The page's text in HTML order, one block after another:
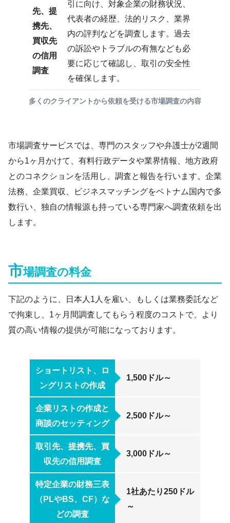
先、提
携先、
買収先
の信用
調査
引に向け、対象企業の財務状況、
代表者の経歴、法的リスク、業界
内の評判などを調査します。過去
の訴訟やトラブルの有無なども必
要に応じて確認し、取引の安全性
を確保します。
多くのクライアントから依頼を受ける市場調査の内容
市場調査サービスでは、専門のスタッフや弁護士が2週間
から1ヶ月かけて、有料行政データや業界情報、地方政府
とのコネクションを活用し、調査と報告を行います。企業
法務、企業買収、ビジネスマッチングをベトナム国内で多
数行い、独自の情報源も持っている専門家へ調査依頼を出
します。
市場調査の料金
下記のように、日本人1人を雇い、もしくは業務委託など
で拘束し、1ヶ月間調査してもらう程度のコストで、より
質の高い情報の提供が可能になっております。
ショートリスト、ロ
ングリストの作成
1,500ドル～
企業リストの作成と
商談のセッティング
2,500ドル～
取引先、提携先、買
収先の信用調査
3,000ドル～
特定企業の財務三表
（PLやBS、CF）な
どの調査
1社あたり250ドル
～